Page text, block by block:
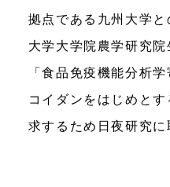
拠点である九州大学
大学大学院農学研究
「食品免疫機能分析
コイダンをはじめと
求するため日夜研究に